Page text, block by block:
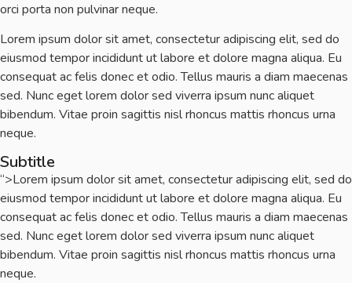
orci porta non pulvinar neque.
Lorem ipsum dolor sit amet, consectetur adipiscing elit, sed do
eiusmod tempor incididunt ut labore et dolore magna aliqua. Eu
consequat ac felis donec et odio. Tellus mauris a diam maecenas
sed. Nunc eget lorem dolor sed viverra ipsum nunc aliquet
bibendum. Vitae proin sagittis nisl rhoncus mattis rhoncus urna
neque.
Subtitle
“>Lorem ipsum dolor sit amet, consectetur adipiscing elit, sed do
eiusmod tempor incididunt ut labore et dolore magna aliqua. Eu
consequat ac felis donec et odio. Tellus mauris a diam maecenas
sed. Nunc eget lorem dolor sed viverra ipsum nunc aliquet
bibendum. Vitae proin sagittis nisl rhoncus mattis rhoncus urna
neque.